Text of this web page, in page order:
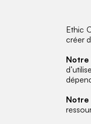
Ethic
créer
Notre
Notre